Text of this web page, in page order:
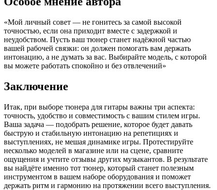
«Мой личный совет — не гонитесь за самой высокой
точностью, если она приходит вместе с задержкой и
неудобством. Пусть ваш тюнер станет надёжной частью
вашей рабочей связки: он должен помогать вам держать
интонацию, а не думать за вас. Выбирайте модель, с которой
вы можете работать спокойно и без отвлечений»
Заключение
Итак, при выборе тюнера для гитары важны три аспекта:
точность, удобство и совместимость с вашим стилем игры.
Ваша задача — подобрать решение, которое будет давать
быструю и стабильную интонацию на репетициях и
выступлениях, не мешая динамике игры. Протестируйте
несколько моделей в магазине или на сцене, сравните
ощущения и учтите отзывы других музыкантов. В результате
вы найдёте именно тот тюнер, который станет полезным
инструментом в вашем наборе оборудования и поможет
держать ритм и гармонию на протяжении всего выступления.